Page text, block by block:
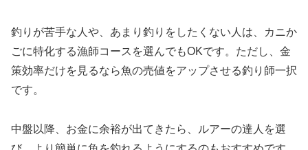
釣りが苦手な人や、あまり釣りをしたくない人は、カニか
ごに特化する漁師コースを選んでもOKです。ただし、金
策効率だけを見るなら魚の売値をアップさせる釣り師一択
です。
中盤以降、お金に余裕が出てきたら、ルアーの達人を選